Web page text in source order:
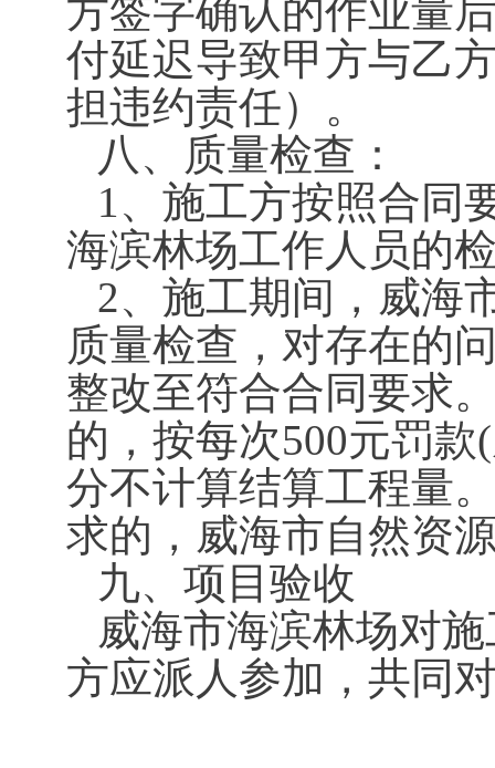
方签字确认的作业量
付延迟导致甲方与乙
担违约责任）。
八、质量检查：
1、施工方按照合同
海滨林场工作人员的
2、施工期间，威海
质量检查，对存在的
整改至符合合同要求
的，按每次500元罚
分不计算结算工程量
求的，威海市自然资
九、项目验收
威海市海滨林场对
方应派人参加，共同